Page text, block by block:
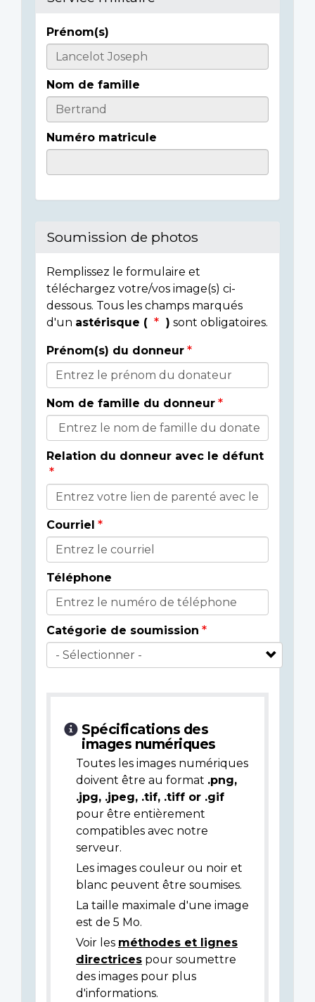
Casualty
Details
Prénom(s)
Nom de famille
Numéro matricule
Soumission de photos
Remplissez le formulaire et
téléchargez votre/vos image(s) ci-
dessous. Tous les champs marqués
d'un astérisque ( ) sont obligatoires.
Donor
Details
Prénom(s) du donneur
Nom de famille du donneur
Relation du donneur avec le défunt
Courriel
Téléphone
Catégorie de soumission
Spécifications des
images numériques
Toutes les images numériques
doivent être au format .png,
.jpg, .jpeg, .tif, .tiff or .gif
pour être entièrement
compatibles avec notre
serveur.
Les images couleur ou noir et
blanc peuvent être soumises.
La taille maximale d'une image
est de 5 Mo.
Voir les méthodes et lignes
directrices pour soumettre
des images pour plus
d'informations.